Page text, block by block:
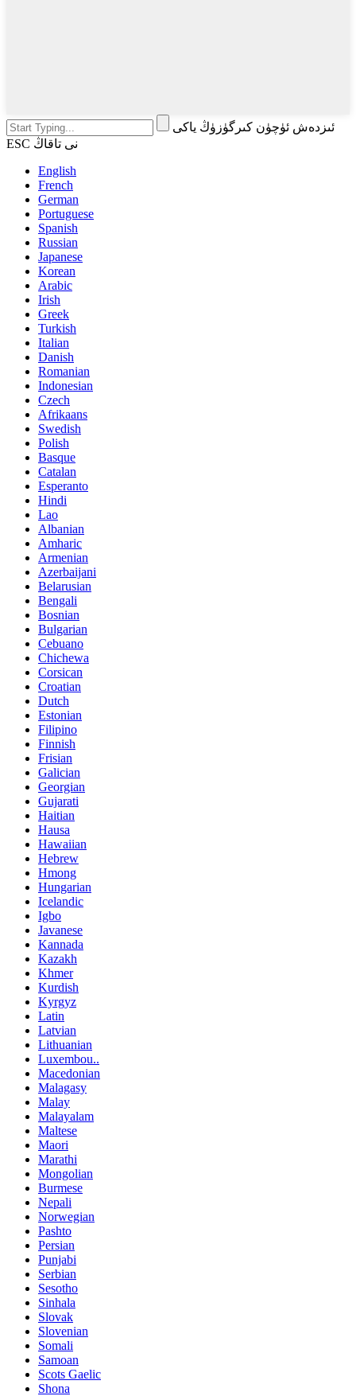
ئىزدەش ئۈچۈن كىرگۈزۈڭ ياكى
ESC نى تاقاڭ
English
French
German
Portuguese
Spanish
Russian
Japanese
Korean
Arabic
Irish
Greek
Turkish
Italian
Danish
Romanian
Indonesian
Czech
Afrikaans
Swedish
Polish
Basque
Catalan
Esperanto
Hindi
Lao
Albanian
Amharic
Armenian
Azerbaijani
Belarusian
Bengali
Bosnian
Bulgarian
Cebuano
Chichewa
Corsican
Croatian
Dutch
Estonian
Filipino
Finnish
Frisian
Galician
Georgian
Gujarati
Haitian
Hausa
Hawaiian
Hebrew
Hmong
Hungarian
Icelandic
Igbo
Javanese
Kannada
Kazakh
Khmer
Kurdish
Kyrgyz
Latin
Latvian
Lithuanian
Luxembou..
Macedonian
Malagasy
Malay
Malayalam
Maltese
Maori
Marathi
Mongolian
Burmese
Nepali
Norwegian
Pashto
Persian
Punjabi
Serbian
Sesotho
Sinhala
Slovak
Slovenian
Somali
Samoan
Scots Gaelic
Shona